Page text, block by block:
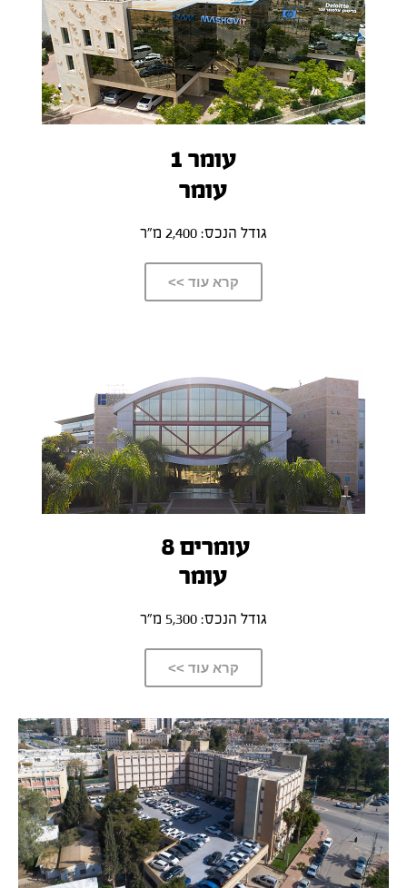
עומר 1
עומר
גודל הנכס: 2,400 מ”ר
קרא עוד >>
עומרים 8
עומר
גודל הנכס: 5,300 מ”ר
קרא עוד >>